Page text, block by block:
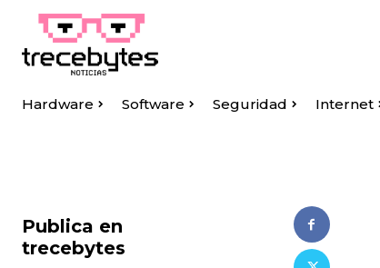
Hardware Software Seguridad Internet
Publica en
trecebytes